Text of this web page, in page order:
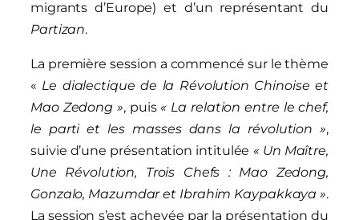
migrants d’Europe) et d’un représentant du
Partizan.
La première session a commencé sur le thème
« Le dialectique de la Révolution Chinoise et
Mao Zedong », puis « La relation entre le chef,
le parti et les masses dans la révolution »,
suivie d’une présentation intitulée « Un Maître,
Une Révolution, Trois Chefs : Mao Zedong,
Gonzalo, Mazumdar et Ibrahim Kaypakkaya ».
La session s’est achevée par la présentation du